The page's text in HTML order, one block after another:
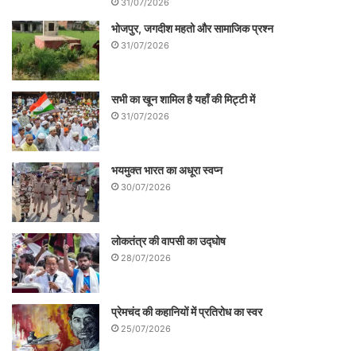
करना जरूरी हो सकता है पर जान से खेलकर अपनी
सेल्फी क्लिक करना कहां की अकलमंदी है? सेल्फी
लेना गलत नहीं है लेकिन आस-पास के परिवेश के बारे
में जागरूक होना बहुत जरूरी है। खतरनाक स्थानों
पर सेल्फी लेने से परहेज करना चाहिए, क्योंकि हमेशा
ही खेद जताने के बजाय सुरक्षित रहना ज्यादा बेहतर
होता है। सरकार को भी चाहिए खतरनाक स्थलों पर
‘नो सेल्फी जोन’ घोषित करें।
लेखक स्वतन्त्र टिप्पणीकार है|
सम्पर्क- +91810717719,
31/07/2026
भोजपुर, जगदीश महतो और सामाजिक प्रश्न
31/07/2026
सभी का खून शामिल है यहाँ की मिट्टी में
31/07/2026
भयमुक्त भारत का अधूरा स्वप्न
30/07/2026
लोकतंत्र की वापसी का उद्घोष
28/07/2026
प्रेमचंद की कहानियों में प्रतिरोध का स्वर
25/07/2026